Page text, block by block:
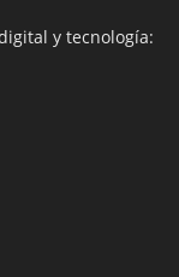
y tecnología: